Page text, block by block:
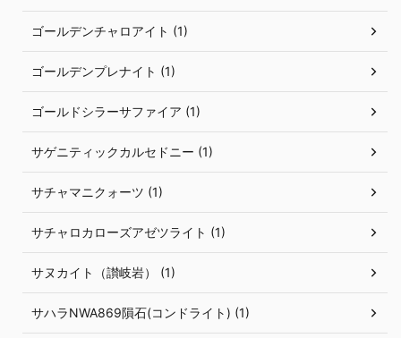
ゴールデンチャロアイト (1)
ゴールデンプレナイト (1)
ゴールドシラーサファイア (1)
サゲニティックカルセドニー (1)
サチャマニクォーツ (1)
サチャロカローズアゼツライト (1)
サヌカイト（讃岐岩） (1)
サハラNWA869隕石(コンドライト) (1)